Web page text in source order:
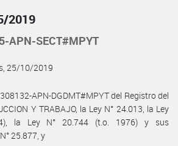
2019
APN-SECT#MPYT
25/10/2019
APN-DGDMT#MPYT del Registro del
Y TRABAJO, la Ley N° 24.013, la Ley
la Ley N° 20.744 (t.o. 1976) y sus
25.877, y